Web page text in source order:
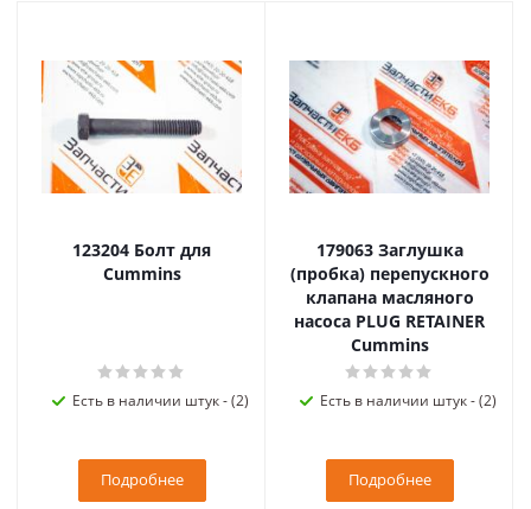
123204 Болт для
Cummins
Есть в наличии штук - (2)
Подробнее
179063 Заглушка
(пробка) перепускного
клапана масляного
насоса PLUG RETAINER
Cummins
Есть в наличии штук - (2)
Подробнее